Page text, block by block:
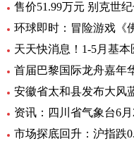
售价51.99万元 别克世
首届巴黎国际龙舟嘉年
安徽省太和县发布大风
资讯：四川省气象台6
市场探底回升：沪指跌